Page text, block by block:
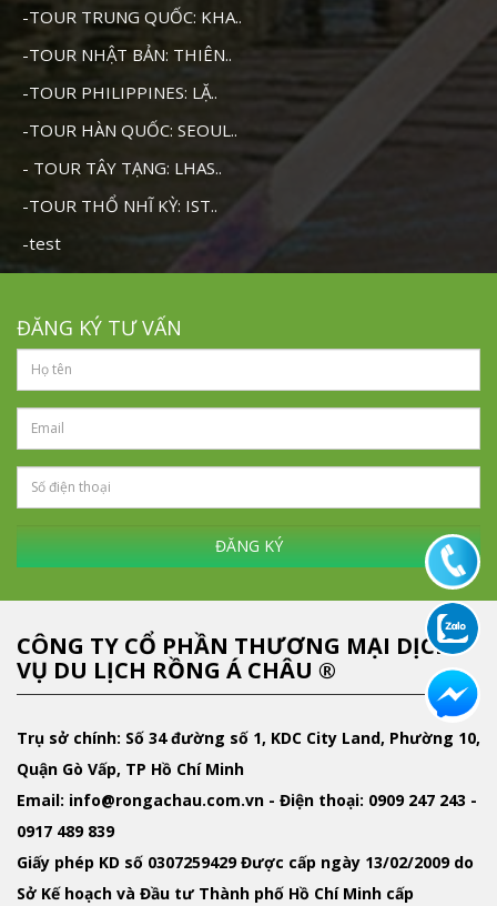
-TOUR TRUNG QUỐC: KHA..
-TOUR NHẬT BẢN: THIÊN..
-TOUR PHILIPPINES: LẶ..
-TOUR HÀN QUỐC: SEOUL..
- TOUR TÂY TẠNG: LHAS..
-TOUR THỔ NHĨ KỲ: IST..
-test
ĐĂNG KÝ TƯ VẤN
ĐĂNG KÝ
CÔNG TY CỔ PHẦN THƯƠNG MẠI DỊCH
VỤ DU LỊCH RỒNG Á CHÂU ®
Trụ sở chính: Số 34 đường số 1, KDC City Land, Phường 10,
Quận Gò Vấp, TP Hồ Chí Minh
Email: info@rongachau.com.vn - Điện thoại: 0909 247 243 -
0917 489 839
Giấy phép KD số 0307259429 Được cấp ngày 13/02/2009 do
Sở Kế hoạch và Đầu tư Thành phố Hồ Chí Minh cấp